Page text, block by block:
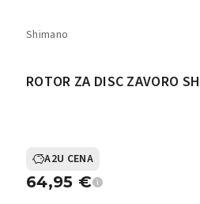
Shimano
ROTOR ZA DISC ZAVORO
A2U CENA
64,95 €